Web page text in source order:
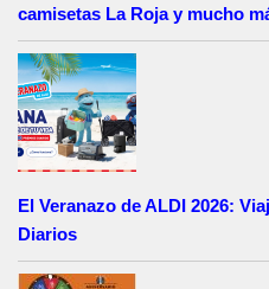
camisetas La Roja y mucho
El Veranazo de ALDI 2026:
Diarios